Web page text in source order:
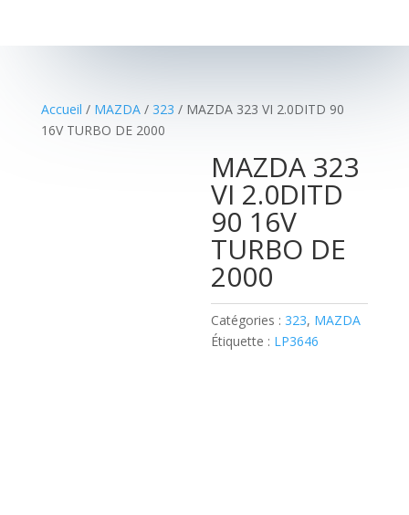
Accueil / MAZDA/ 323 / MAZDA 323 VI 2.0DITD 90
16V TURBO DE 2000
MAZDA 323
VI 2.0DITD
90 16V
TURBO DE
2000
Catégories : 323, MAZDA
Étiquette : LP3646